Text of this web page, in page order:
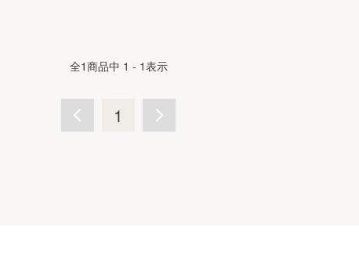
全1商品中 1 - 1表示
1